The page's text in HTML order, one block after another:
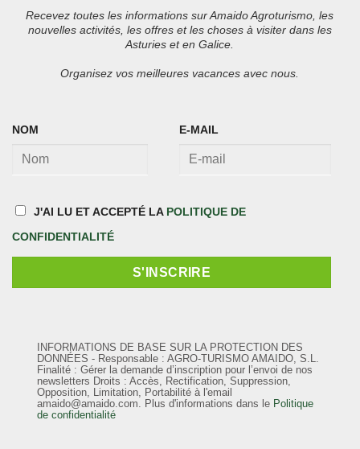
Recevez toutes les informations sur Amaido Agroturismo, les
nouvelles activités, les offres et les choses à visiter dans les
Asturies et en Galice.
Organisez vos meilleures vacances avec nous.
NOM E-MAIL
J'AI LU ET ACCEPTÉ LA POLITIQUE DE
CONFIDENTIALITÉ
INFORMATIONS DE BASE SUR LA PROTECTION DES
DONNÉES - Responsable : AGRO-TURISMO AMAIDO, S.L.
Finalité : Gérer la demande d’inscription pour l’envoi de nos
newsletters Droits : Accès, Rectification, Suppression,
Opposition, Limitation, Portabilité à l'email
amaido@amaido.com. Plus d'informations dans le Politique
de confidentialité